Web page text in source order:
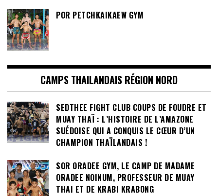
POR PETCHKAIKAEW GYM
CAMPS THAILANDAIS RÉGION NORD
SEDTHEE FIGHT CLUB COUPS DE FOUDRE ET
MUAY THAÏ : L’HISTOIRE DE L’AMAZONE
SUÉDOISE QUI A CONQUIS LE CŒUR D’UN
CHAMPION THAÏLANDAIS !
SOR ORADEE GYM, LE CAMP DE MADAME
ORADEE NOINUM, PROFESSEUR DE MUAY
THAI ET DE KRABI KRABONG